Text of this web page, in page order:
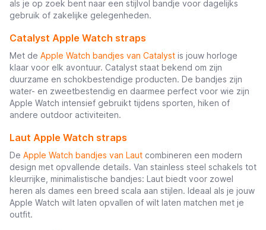
als je op zoek bent naar een stijlvol bandje voor dagelijks
gebruik of zakelijke gelegenheden.
Catalyst Apple Watch straps
Met de Apple Watch bandjes van Catalyst is jouw horloge
klaar voor elk avontuur. Catalyst staat bekend om zijn
duurzame en schokbestendige producten. De bandjes zijn
water- en zweetbestendig en daarmee perfect voor wie zijn
Apple Watch intensief gebruikt tijdens sporten, hiken of
andere outdoor activiteiten.
Laut Apple Watch straps
De Apple Watch bandjes van Laut combineren een modern
design met opvallende details. Van stainless steel schakels tot
kleurrijke, minimalistische bandjes: Laut biedt voor zowel
heren als dames een breed scala aan stijlen. Ideaal als je jouw
Apple Watch wilt laten opvallen of wilt laten matchen met je
outfit.